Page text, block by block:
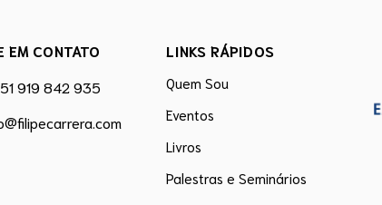
EM CONTATO
919 842 935
LINKS RÁPIDOS
Quem Sou
Eventos
Livros
Palestras e Seminários